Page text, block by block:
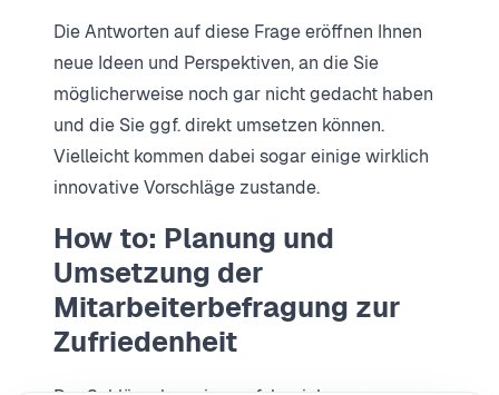
Die Antworten auf diese Frage eröffnen Ihnen
neue Ideen und Perspektiven, an die Sie
möglicherweise noch gar nicht gedacht haben
und die Sie ggf. direkt umsetzen können.
Vielleicht kommen dabei sogar einige wirklich
innovative Vorschläge zustande.
How to: Planung und
Umsetzung der
Mitarbeiterbefragung zur
Zufriedenheit